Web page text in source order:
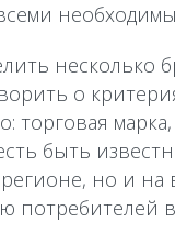
несколько
о
торговая
быть
но и
потребителей